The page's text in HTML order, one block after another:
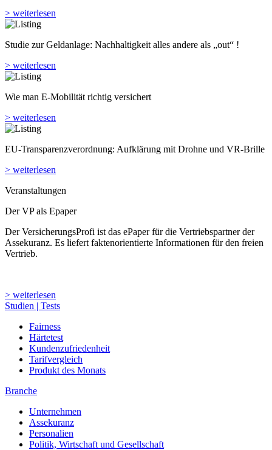
> weiterlesen
Studie zur Geldanlage: Nachhaltigkeit alles andere als „out“ !
> weiterlesen
Wie man E-Mobilität richtig versichert
> weiterlesen
EU-Transparenzverordnung: Aufklärung mit Drohne und VR-Brille
> weiterlesen
Veranstaltungen
Der VP als Epaper
Der VersicherungsProfi ist das ePaper für die Vertriebspartner der
Assekuranz. Es liefert faktenorientierte Informationen für den freien
Vertrieb.
> weiterlesen
Studien | Tests
Fairness
Härtetest
Kundenzufriedenheit
Tarifvergleich
Produkt des Monats
Branche
Unternehmen
Assekuranz
Personalien
Politik, Wirtschaft und Gesellschaft